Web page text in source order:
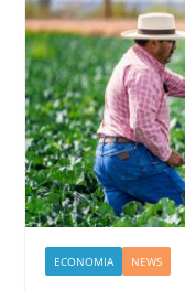
ECONOMIA NEWS